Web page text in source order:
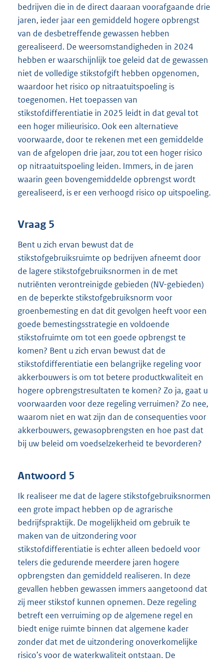
bedrijven die in de direct daaraan voorafgaande drie
jaren, ieder jaar een gemiddeld hogere opbrengst
van de desbetreffende gewassen hebben
gerealiseerd. De weersomstandigheden in 2024
hebben er waarschijnlijk toe geleid dat de gewassen
niet de volledige stikstofgift hebben opgenomen,
waardoor het risico op nitraatuitspoeling is
toegenomen. Het toepassen van
stikstofdifferentiatie in 2025 leidt in dat geval tot
een hoger milieurisico. Ook een alternatieve
voorwaarde, door te rekenen met een gemiddelde
van de afgelopen drie jaar, zou tot een hoger risico
op nitraatuitspoeling leiden. Immers, in de jaren
waarin geen bovengemiddelde opbrengst wordt
gerealiseerd, is er een verhoogd risico op uitspoeling.
Vraag 5
Bent u zich ervan bewust dat de
stikstofgebruiksruimte op bedrijven afneemt door
de lagere stikstofgebruiksnormen in de met
nutriënten verontreinigde gebieden (NV-gebieden)
en de beperkte stikstofgebruiksnorm voor
groenbemesting en dat dit gevolgen heeft voor een
goede bemestingsstrategie en voldoende
stikstofruimte om tot een goede opbrengst te
komen? Bent u zich ervan bewust dat de
stikstofdifferentiatie een belangrijke regeling voor
akkerbouwers is om tot betere productkwaliteit en
hogere opbrengstresultaten te komen? Zo ja, gaat u
voorwaarden voor deze regeling verruimen? Zo nee,
waarom niet en wat zijn dan de consequenties voor
akkerbouwers, gewasopbrengsten en hoe past dat
bij uw beleid om voedselzekerheid te bevorderen?
Antwoord 5
Ik realiseer me dat de lagere stikstofgebruiksnormen
een grote impact hebben op de agrarische
bedrijfspraktijk. De mogelijkheid om gebruik te
maken van de uitzondering voor
stikstofdifferentiatie is echter alleen bedoeld voor
telers die gedurende meerdere jaren hogere
opbrengsten dan gemiddeld realiseren. In deze
gevallen hebben gewassen immers aangetoond dat
zij meer stikstof kunnen opnemen. Deze regeling
betreft een verruiming op de algemene regel en
biedt enige ruimte binnen dat algemene kader
zonder dat met de uitzondering onoverkomelijke
risico’s voor de waterkwaliteit ontstaan. De